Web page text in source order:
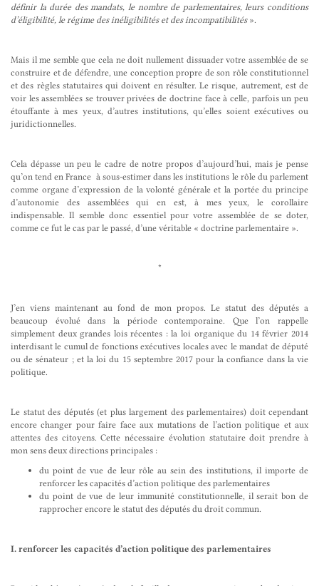
définir la durée des mandats, le nombre de parlementaires, leurs conditions
d’éligibilité, le régime des inéligibilités et des incompatibilités».
Mais il me semble que cela ne doit nullement dissuader votre assemblée de se
construire et de défendre, une conception propre de son rôle constitutionnel
et des règles statutaires qui doivent en résulter. Le risque, autrement, est de
voir les assemblées se trouver privées de doctrine face à celle, parfois un peu
étouffante à mes yeux, d’autres institutions, qu’elles soient exécutives ou
juridictionnelles.
Cela dépasse un peu le cadre de notre propos d’aujourd’hui, mais je pense
qu’on tend en France à sous-estimer dans les institutions le rôle du parlement
comme organe d’expression de la volonté générale et la portée du principe
d’autonomie des assemblées qui en est, à mes yeux, le corollaire
indispensable. Il semble donc essentiel pour votre assemblée de se doter,
comme ce fut le cas par le passé, d’une véritable « doctrine parlementaire ».
*
J’en viens maintenant au fond de mon propos. Le statut des députés a
beaucoup évolué dans la période contemporaine. Que l’on rappelle
simplement deux grandes lois récentes : la loi organique du 14 février 2014
interdisant le cumul de fonctions exécutives locales avec le mandat de député
ou de sénateur ; et la loi du 15 septembre 2017 pour la confiance dans la vie
politique.
Le statut des députés (et plus largement des parlementaires) doit cependant
encore changer pour faire face aux mutations de l’action politique et aux
attentes des citoyens. Cette nécessaire évolution statutaire doit prendre à
mon sens deux directions principales :
du point de vue de leur rôle au sein des institutions, il importe de
renforcer les capacités d’action politique des parlementaires
du point de vue de leur immunité constitutionnelle, il serait bon de
rapprocher encore le statut des députés du droit commun.
I. renforcer les capacités d’action politique des parlementaires